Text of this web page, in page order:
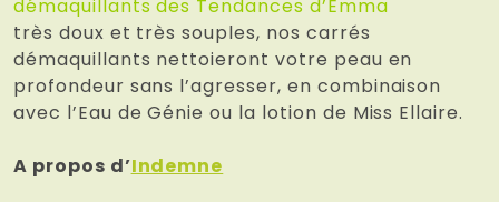
démaquillants des Tendances d’Emma
très doux et très souples, nos carrés
démaquillants nettoieront votre peau en
profondeur sans l’agresser, en combinaison
avec l’Eau de Génie ou la lotion de Miss Ellaire.
A propos d’Indemne